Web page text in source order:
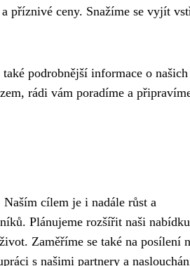
příznivé ceny. Snažíme se vyjít
podrobnější informace o našich
rádi vám poradíme a
cílem je i nadále růst a
Plánujeme rozšířit naši
Zaměříme se také na posílení
s našimi partnery a